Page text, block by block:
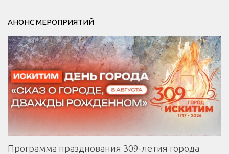
АНОНС МЕРОПРИЯТИЙ
Программа празднования 309-летия города